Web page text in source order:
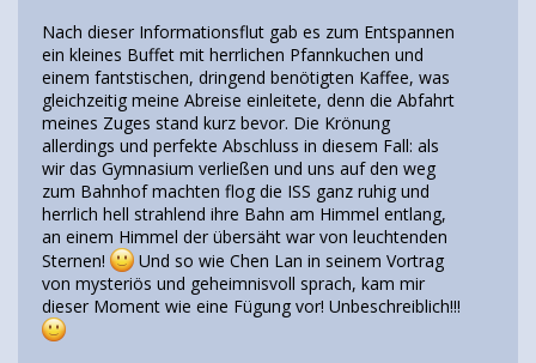
Nach dieser Informationsflut gab es zum Entspannen
ein kleines Buffet mit herrlichen Pfannkuchen und
einem fantstischen, dringend benötigten Kaffee, was
gleichzeitig meine Abreise einleitete, denn die Abfahrt
meines Zuges stand kurz bevor. Die Krönung
allerdings und perfekte Abschluss in diesem Fall: als
wir das Gymnasium verließen und uns auf den weg
zum Bahnhof machten flog die ISS ganz ruhig und
herrlich hell strahlend ihre Bahn am Himmel entlang,
an einem Himmel der übersäht war von leuchtenden
Sternen!
Und so wie Chen Lan in seinem Vortrag
von mysteriös und geheimnisvoll sprach, kam mir
dieser Moment wie eine Fügung vor! Unbeschreiblich!!!